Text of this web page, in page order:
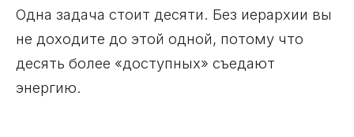
Одна задача стоит десяти. Без иерархии вы
не доходите до этой одной, потому что
десять более «доступных» съедают
энергию.